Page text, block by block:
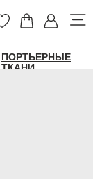
ПОРТЬЕРНЫЕ
ТКАНИ